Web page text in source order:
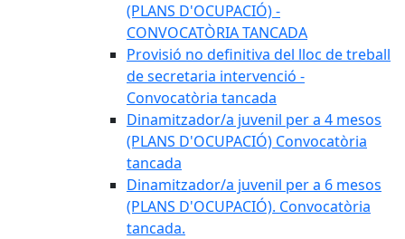
(PLANS D'OCUPACIÓ) -
CONVOCATÒRIA TANCADA
Provisió no definitiva del lloc de treball
de secretaria intervenció -
Convocatòria tancada
Dinamitzador/a juvenil per a 4 mesos
(PLANS D'OCUPACIÓ) Convocatòria
tancada
Dinamitzador/a juvenil per a 6 mesos
(PLANS D'OCUPACIÓ). Convocatòria
tancada.